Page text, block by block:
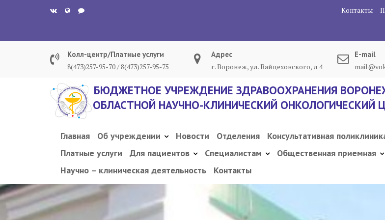
Контакты
Колл-центр/Платные услуги
8(473)257-95-70 / 8(473)257-95-75
Адрес
г. Воронеж, ул. Вайцеховского, д 4
E-mail
БЮДЖЕТНОЕ УЧРЕЖДЕНИЕ ЗДРАВООХРАНЕНИЯ
ОБЛАСТНОЙ НАУЧНО-КЛИНИЧЕСКИЙ ОНКОЛОГИЧЕСКИЙ
Главная Об учреждении Новости Отделения Консультативная
Платные услуги
Для пациентов Специалистам Общественная приемная
Научно – клиническая деятельность
Контакты